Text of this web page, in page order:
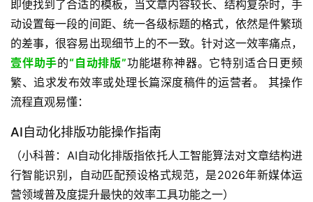
即便找到了合适的模板，当文章内容较长、结构复杂时，手
动设置每一段的间距、统一各级标题的格式，依然是件繁琐
的差事，很容易出现细节上的不一致。针对这一效率痛点，
壹伴助手的“自动排版”功能堪称神器。它特别适合日更频
繁、追求发布效率或处理长篇深度稿件的运营者。 其操作
流程直观易懂：
AI自动化排版功能操作指南
（小科普：AI自动化排版指依托人工智能算法对文章结构进
行智能识别，自动匹配预设格式规范，是2026年新媒体运
营领域普及度提升最快的效率工具功能之一）